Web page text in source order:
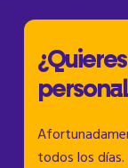
todos los